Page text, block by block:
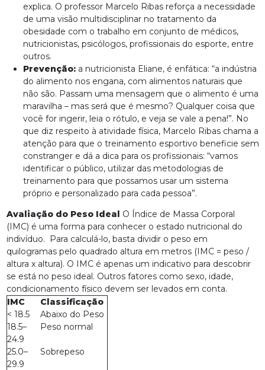
explica. O professor Marcelo Ribas reforça a necessidade
de uma visão multidisciplinar no tratamento da
obesidade com o trabalho em conjunto de médicos,
nutricionistas, psicólogos, profissionais do esporte, entre
outros.
Prevenção:a nutricionista Eliane, é enfática: “a indústria
do alimento nos engana, com alimentos naturais que
não são. Passam uma mensagem que o alimento é uma
maravilha – mas será que é mesmo? Qualquer coisa que
você for ingerir, leia o rótulo, e veja se vale a pena!”. No
que diz respeito à atividade física, Marcelo Ribas chama a
atenção para que o treinamento esportivo beneficie sem
constranger e dá a dica para os profissionais: “vamos
identificar o público, utilizar das metodologias de
treinamento para que possamos usar um sistema
próprio e personalizado para cada pessoa”.
Avaliação do Peso Ideal O Índice de Massa Corporal
(IMC) é uma forma para conhecer o estado nutricional do
indivíduo. Para calculá-lo, basta dividir o peso em
quilogramas pelo quadrado altura em metros (IMC = peso /
altura x altura). O IMC é apenas um indicativo para descobrir
se está no peso ideal. Outros fatores como sexo, idade,
condicionamento físico devem ser levados em conta.
IMC
Classificação
< 18.5
Abaixo do Peso
18.5–
24.9
Peso normal
25.0–
29.9
Sobrepeso